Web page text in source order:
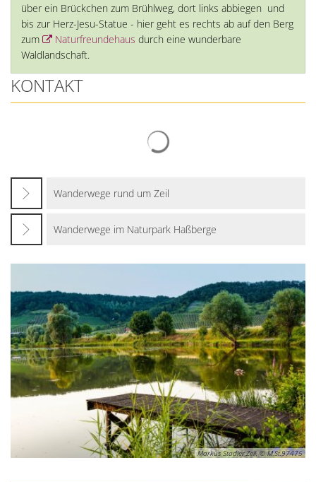
über ein Brückchen zum Brühlweg, dort links abbiegen und
bis zur Herz-Jesu-Statue - hier geht es rechts ab auf den Berg
zum
Naturfreundehaus durch eine wunderbare
Waldlandschaft.
KONTAKT
Wanderwege rund um Zeil
Wanderwege im Naturpark Haßberge
Markus Stadler,Zeil, © M.St.97475